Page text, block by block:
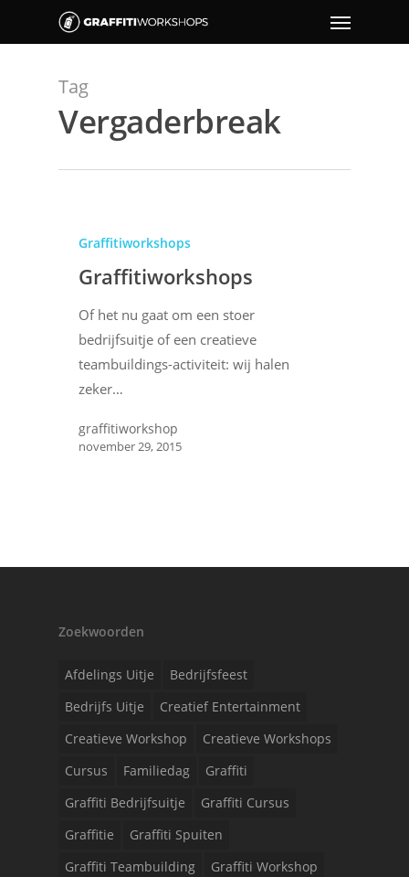
Tag
Vergaderbreak
Graffitiworkshops
Graffitiworkshops
Of het nu gaat om een stoer
bedrijfsuitje of een creatieve
teambuildings-activiteit: wij halen
zeker…
graffitiworkshop
november 29, 2015
Zoekwoorden
Afdelings Uitje
Bedrijfsfeest
Bedrijfs Uitje
Creatief Entertainment
Creatieve Workshop
Creatieve Workshops
Cursus
Familiedag
Graffiti
Graffiti Bedrijfsuitje
Graffiti Cursus
Graffitie
Graffiti Spuiten
Graffiti Teambuilding
Graffiti Workshop